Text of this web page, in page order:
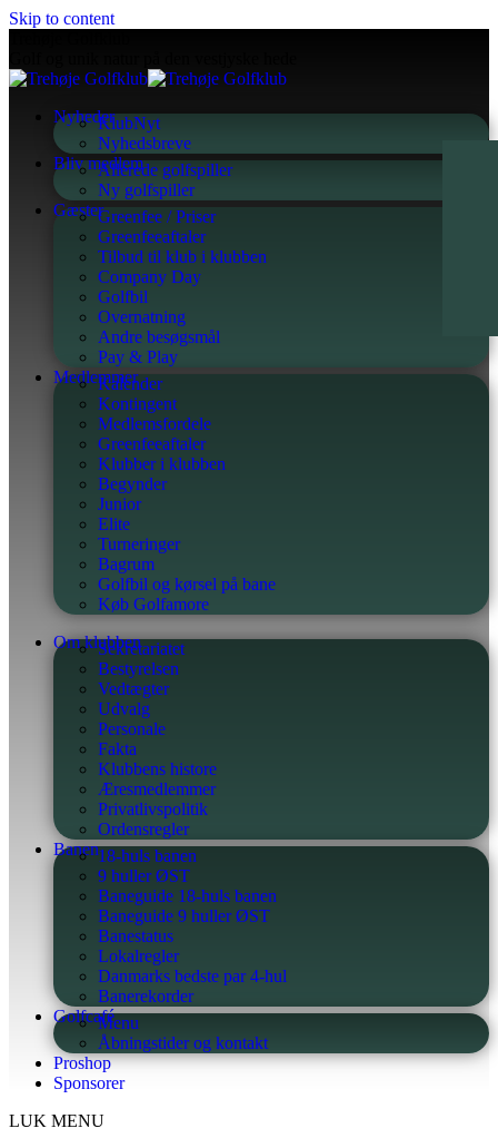
Skip to content
NyhederKlubNyt
Nyhedsbreve
Bliv medlemAllerede golfspiller
Ny golfspiller
GæsterGreenfee / Priser
Greenfeeaftaler
Tilbud til klub i klubben
Company Day
Golfbil
Overnatning
Andre besøgsmål
Pay & Play
Medlemmer
Kalender
Kontingent
Medlemsfordele
Greenfeeaftaler
Klubber i klubben
Begynder
Junior
Elite
Turneringer
Bagrum
Golfbil og kørsel på bane
Køb Golfamore
Om klubbenSekretariatet
Bestyrelsen
Vedtægter
Udvalg
Personale
Fakta
Klubbens histore
Æresmedlemmer
Privatlivspolitik
Ordensregler
Banen18-huls banen
9 huller ØST
Baneguide 18-huls banen
Baneguide 9 huller ØST
Banestatus
Lokalregler
Danmarks bedste par 4-hul
Banerekorder
GolfcaféMenu
Åbningstider og kontakt
Proshop
Sponsorer
LUK MENU